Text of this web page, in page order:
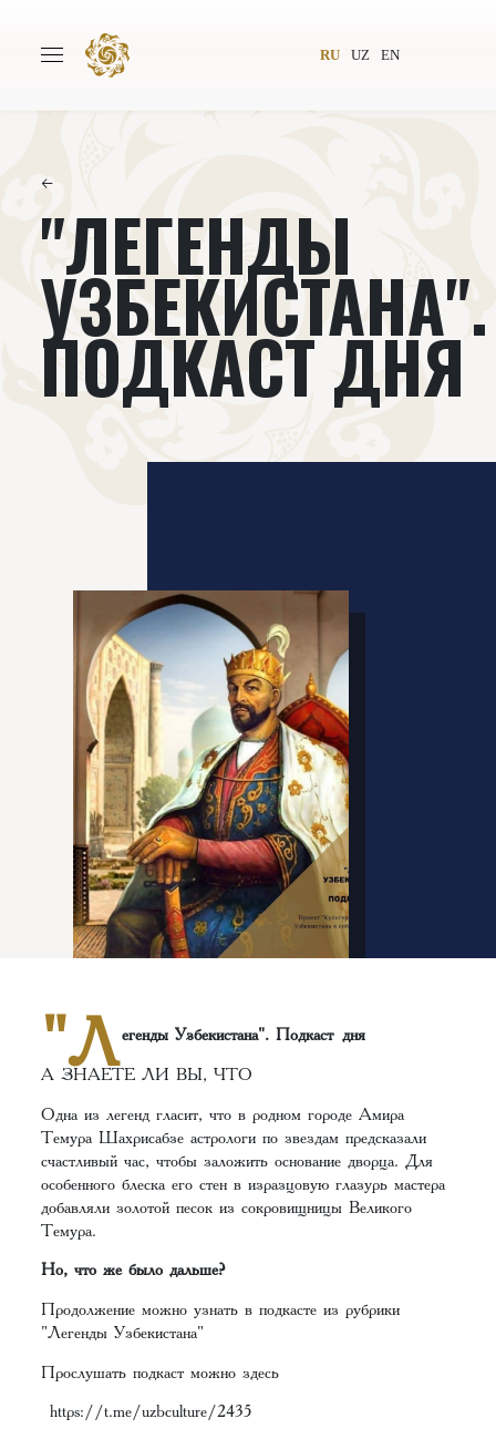
RU UZ EN
Авторы Всемирное общество
Издательство Новости
Проекты Подкасты
Книги Видеолекторий
←
"ЛЕГЕНДЫ
УЗБЕКИСТАНА".
ПОДКАСТ ДНЯ
"Л егенды Узбекистана". Подкаст дня
А ЗНАЕТЕ ЛИ ВЫ, ЧТО
Одна из легенд гласит, что в родном городе Амира
Темура Шахрисабзе астрологи по звездам предсказали
счастливый час, чтобы заложить основание дворца. Для
особенного блеска его стен в изразцовую глазурь мастера
добавляли золотой песок из сокровищницы Великого
Темура.
Но, что же было дальше?
Продолжение можно узнать в подкасте из рубрики
"Легенды Узбекистана"
Прослушать подкаст можно здесь
https://t.me/uzbculture/2435